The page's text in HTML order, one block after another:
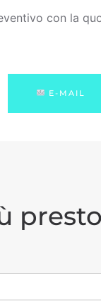
con la
E-MAIL
presto